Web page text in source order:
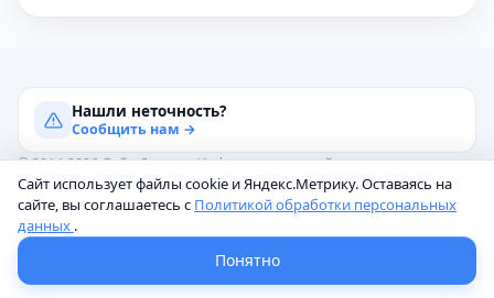
Нашли неточность?
Сообщить нам →
© 2014-2026 Лайк.Доктор. Информация на сайте носит
справочный характер и не является медицинской консультацией.
Имеются противопоказания. Необходима консультация
специалиста.
ПАЦИЕНТАМ
Врачи Личный кабинет
Сайт использует файлы cookie и Яндекс.Метрику. Оставаясь на
сайте, вы соглашаетесь с Политикой обработки персональных
данных .
Понятно